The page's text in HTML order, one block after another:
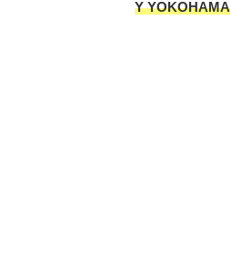
Y YOKOHAMA